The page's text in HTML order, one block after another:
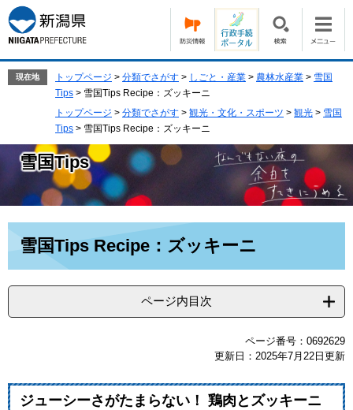
ー
ジ
の
ニ
ュ
ー
現在地 トップページ > 分類でさがす > しごと・産業 > 農林水産業 > 雪国
Tips > 雪国Tips Recipe：ズッキーニ
トップページ > 分類でさがす > 観光・文化・スポーツ > 観光 > 雪国
Tips > 雪国Tips Recipe：ズッキーニ
雪国Tips
雪国Tips Recipe：ズッキーニ
ページ内目次
ページ番号：0692629
更新日：2025年7月22日更新
ジューシーさがたまらない！ 鶏肉とズッキーニ